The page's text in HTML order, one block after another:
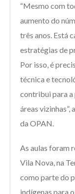
“Mesmo com
aumento do
três anos. Está
estratégias de
Por isso, é
técnica e
contribui para
áreas
da OPAN.
As aulas foram
Vila Nova, na
como parte do
indígenas para